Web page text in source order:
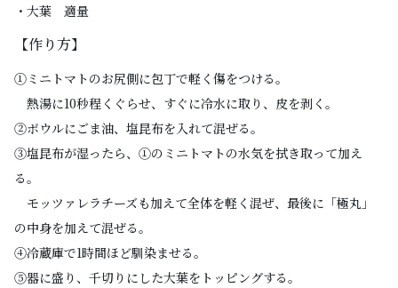
・大葉 適量
【作り方】
①ミニトマトのお尻側に包丁で軽く傷をつける。
熱湯に10秒程くぐらせ、すぐに冷水に取り、皮を剥く。
②ボウルにごま油、塩昆布を入れて混ぜる。
③塩昆布が湿ったら、①のミニトマトの水気を拭き取って加え
る。
モッツァレラチーズも加えて全体を軽く混ぜ、最後に「極丸」
の中身を加えて混ぜる。
④冷蔵庫で1時間ほど馴染ませる。
⑤器に盛り、千切りにした大葉をトッピングする。